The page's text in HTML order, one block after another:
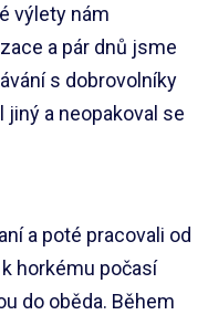
výlety nám
a pár dnů jsme
s dobrovolníky
a neopakoval se
a poté pracovali od
horkému počasí
do oběda. Během